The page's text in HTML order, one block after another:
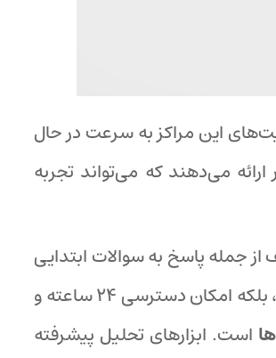
این مراکز به سرعت در حال
می‌دهند که می‌تواند تجربه
جمله پاسخ به سوالات ابتدایی
و مسیریابی تماس‌ها به نماینده مناسب بپردازند. این ویژگی نه تنها زمان را برای مشتری و نماینده مرکز تماس صرفه‌جویی می‌کند، بلکه امکان دسترسی ۲۴ ساعته و
است. ابزارهای تحلیل پیشرفته